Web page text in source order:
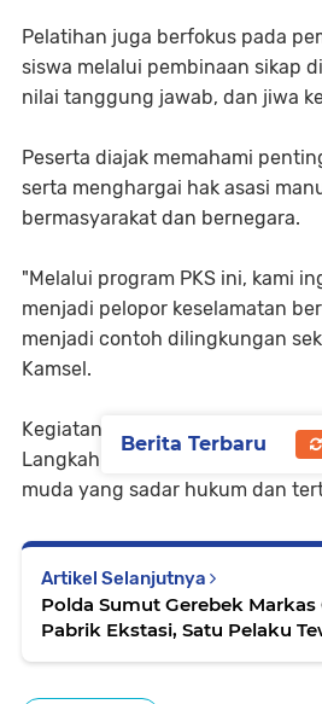
Pelatihan juga berfokus pada
siswa melalui pembinaan sikap
nilai tanggung jawab, dan jiwa
Peserta diajak memahami
serta menghargai hak asasi
bermasyarakat dan bernegara.
"Melalui program PKS ini, kami
menjadi pelopor keselamatan
menjadi contoh dilingkungan
Kamsel.
Kegiatan berlangsung lancar
Langkah ini dianggap mampu
muda yang sadar hukum dan
Artikel Selanjutnya
Polda Sumut Gerebek Markas
Pabrik Ekstasi, Satu Pelaku
Berita Terbaru